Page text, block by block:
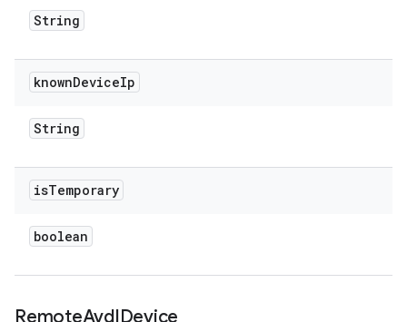
String
knownDeviceIp
String
isTemporary
boolean
RemoteAvdIDevice